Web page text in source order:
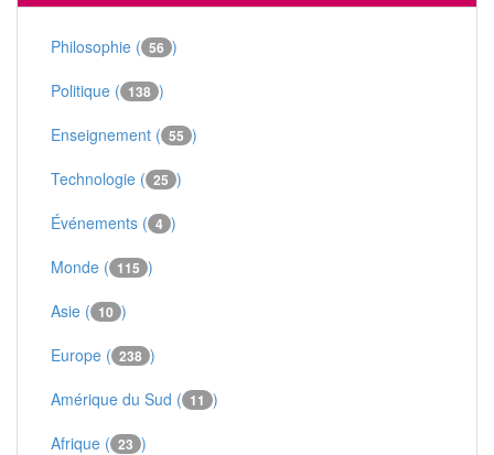
Philosophie ( 56 )
Politique ( 138 )
Enseignement ( 55 )
Technologie ( 25 )
Événements ( 4 )
Monde ( 115 )
Asie ( 10 )
Europe ( 238 )
Amérique du Sud ( 11 )
Afrique ( 23 )